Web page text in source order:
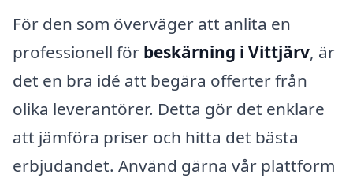
För den som överväger att anlita en
professionell för beskärning i Vittjärv, är
det en bra idé att begära offerter från
olika leverantörer. Detta gör det enklare
att jämföra priser och hitta det bästa
erbjudandet. Använd gärna vår plattform